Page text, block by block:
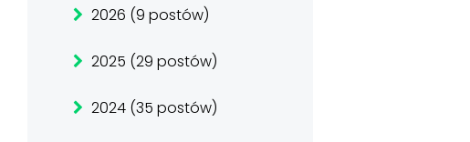
2026 (9 postów)
2025 (29 postów)
2024 (35 postów)